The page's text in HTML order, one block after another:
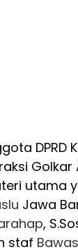
DPRD
Golkar
utama
Jawa
,
staf